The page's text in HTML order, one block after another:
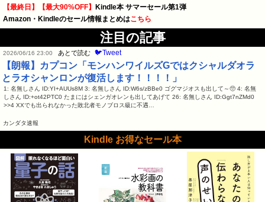
【最終日】【最大90%OFF】 Kindle本 サマーセール第1弾
Amazon・Kindleのセール情報まとめはこちら
注目の記事
2026/06/16 23:00 あとで読む 🐦Tweet
【朗報】カプコン「モンハンワイルズGではクシャルダオラ
とラオシャンロンが復活します！！！！」
1: 名無しさん ID:YI+AUUs8M 3: 名無しさん ID:W6s/zBBe0 ゴグマジオスも出して～🥺 4: 名無
しさん ID:+ot42PTC0 たまにはシェンガオレンも出してあげて 26: 名無しさん ID:Ggt7nZMd0
>>4 XXでも出られなかった敗北者モノブロス級に不遇…
カンダタ速報
Kindle お得なセール本